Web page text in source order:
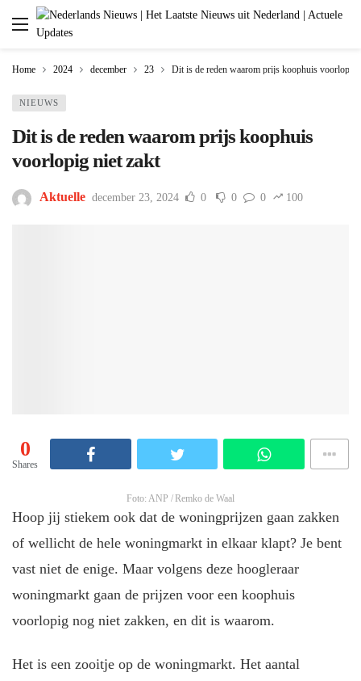
Home 2024 december 23 Dit is de reden waarom prijs koophuis voorlopig
NIEUWS
Dit is de reden waarom prijs koophuis
voorlopig niet zakt
Aktuelle december 23, 2024 0 0 0 100
0
Shares
Foto: ANP / Remko de Waal
Hoop jij stiekem ook dat de woningprijzen gaan zakken
of wellicht de hele woningmarkt in elkaar klapt? Je bent
vast niet de enige. Maar volgens deze hoogleraar
woningmarkt gaan de prijzen voor een koophuis
voorlopig nog niet zakken, en dit is waarom.
Het is een zooitje op de woningmarkt. Het aantal